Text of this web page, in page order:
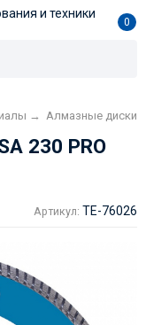
0
→ Алмазные диски
230 PRO
Артикул: TE-76026